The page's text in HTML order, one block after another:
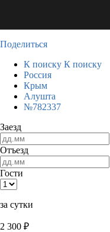
Поделиться
К поиску К поиску
Россия
Крым
Алушта
№782337
Заезд
Отъезд
Гости
за сутки
2 300 ₽